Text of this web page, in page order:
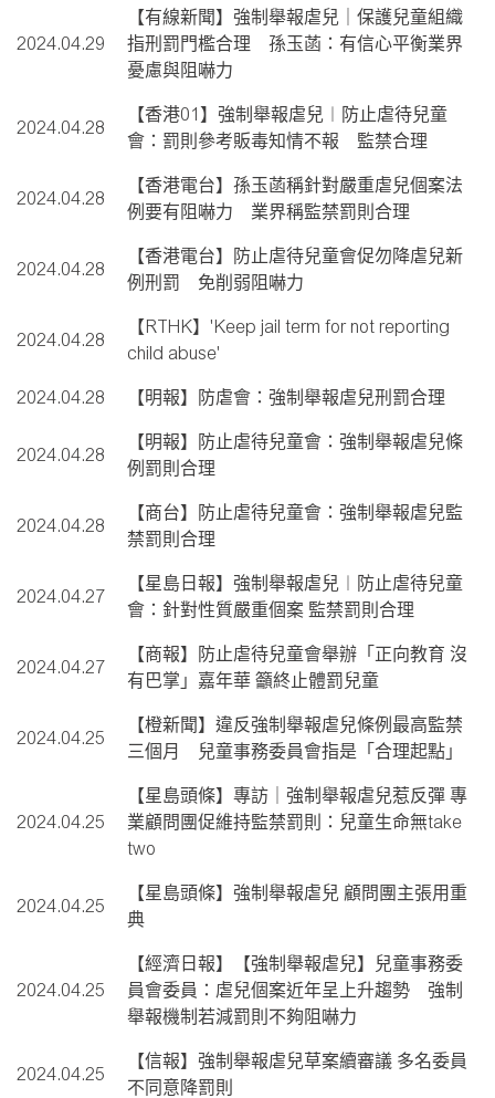
2024.04.29
【有線新聞】強制舉報虐兒｜保護兒童組織
指刑罰門檻合理 孫玉菡：有信心平衡業界
憂慮與阻嚇力
2024.04.28
【香港01】強制舉報虐兒︱防止虐待兒童
會：罰則參考販毒知情不報 監禁合理
2024.04.28
【香港電台】孫玉菡稱針對嚴重虐兒個案法
例要有阻嚇力 業界稱監禁罰則合理
2024.04.28
【香港電台】防止虐待兒童會促勿降虐兒新
例刑罰 免削弱阻嚇力
2024.04.28
【RTHK】'Keep jail term for not reporting
child abuse'
2024.04.28 【明報】防虐會：強制舉報虐兒刑罰合理
2024.04.28
【明報】防止虐待兒童會：強制舉報虐兒條
例罰則合理
2024.04.28
【商台】防止虐待兒童會：強制舉報虐兒監
禁罰則合理
2024.04.27
【星島日報】強制舉報虐兒︱防止虐待兒童
會：針對性質嚴重個案 監禁罰則合理
2024.04.27
【商報】防止虐待兒童會舉辦「正向教育 沒
有巴掌」嘉年華 籲終止體罰兒童
2024.04.25
【橙新聞】違反強制舉報虐兒條例最高監禁
三個月 兒童事務委員會指是「合理起點」
2024.04.25
【星島頭條】專訪｜強制舉報虐兒惹反彈 專
業顧問團促維持監禁罰則：兒童生命無take
two
2024.04.25
【星島頭條】強制舉報虐兒 顧問團主張用重
典
2024.04.25
【經濟日報】【強制舉報虐兒】兒童事務委
員會委員：虐兒個案近年呈上升趨勢 強制
舉報機制若減罰則不夠阻嚇力
2024.04.25
【信報】強制舉報虐兒草案續審議 多名委員
不同意降罰則